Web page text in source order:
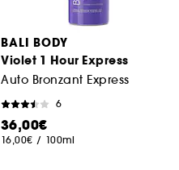
BALI BODY
Violet 1 Hour Express
Auto Bronzant Express
6
36,00€
16,00€ / 100ml